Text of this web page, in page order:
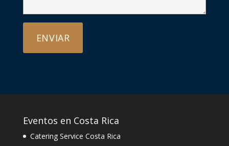
Eventos en Costa Rica
Catering Service Costa Rica